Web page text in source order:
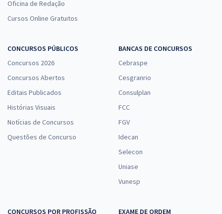
Oficina de Redação
Cursos Online Gratuitos
CONCURSOS PÚBLICOS
Concursos 2026
Concursos Abertos
Editais Publicados
Histórias Visuais
Notícias de Concursos
Questões de Concurso
BANCAS DE CONCURSOS
Cebraspe
Cesgranrio
Consulplan
FCC
FGV
Idecan
Selecon
Uniase
Vunesp
CONCURSOS POR PROFISSÃO EXAME DE ORDEM